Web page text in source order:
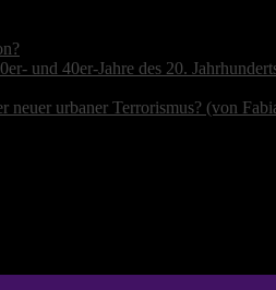
und 40er-Jahre des 20.
urbaner Terrorismus? (von